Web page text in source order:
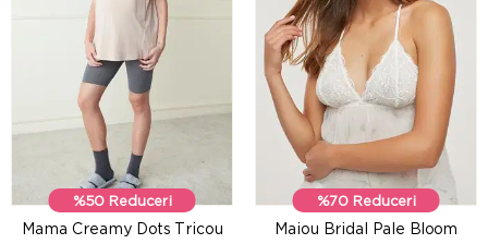
%50 Reduceri
Mama Creamy Dots Tricou
%70 Reduceri
Maiou Bridal Pale Bloom